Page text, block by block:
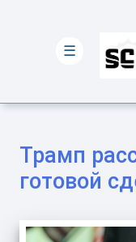
Трамп
готовой
☰